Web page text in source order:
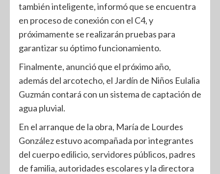
también inteligente, informó que se encuentra
en proceso de conexión con el C4, y
próximamente se realizarán pruebas para
garantizar su óptimo funcionamiento.
Finalmente, anunció que el próximo año,
además del arcotecho, el Jardín de Niños Eulalia
Guzmán contará con un sistema de captación de
agua pluvial.
En el arranque de la obra, María de Lourdes
González estuvo acompañada por integrantes
del cuerpo edilicio, servidores públicos, padres
de familia, autoridades escolares y la directora